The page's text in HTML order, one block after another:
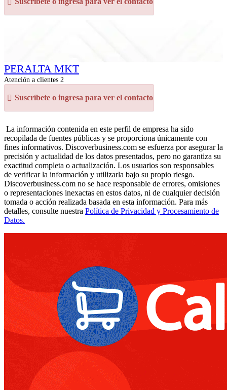
PERALTA MKT
Atención a clientes 2
Suscríbete o ingresa para ver el contacto
La información contenida en este perfil de empresa ha sido
recopilada de fuentes públicas y se proporciona únicamente con
fines informativos. Discoverbusiness.com se esfuerza por asegurar la
precisión y actualidad de los datos presentados, pero no garantiza su
exactitud completa o actualización. Los usuarios son responsables
de verificar la información y utilizarla bajo su propio riesgo.
Discoverbusiness.com no se hace responsable de errores, omisiones
o representaciones inexactas en estos datos, ni de cualquier decisión
tomada o acción realizada basada en esta información. Para más
detalles, consulte nuestra Política de Privacidad y Procesamiento de
Datos.